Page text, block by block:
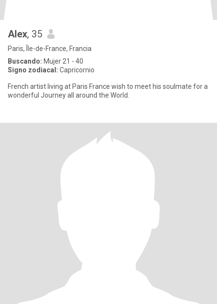
Alex, 35
Paris, Île-de-France, Francia
Buscando: Mujer 21 - 40
Signo zodiacal: Capricornio
French artist living at Paris France wish to meet his soulmate for a
wonderful Journey all around the World.